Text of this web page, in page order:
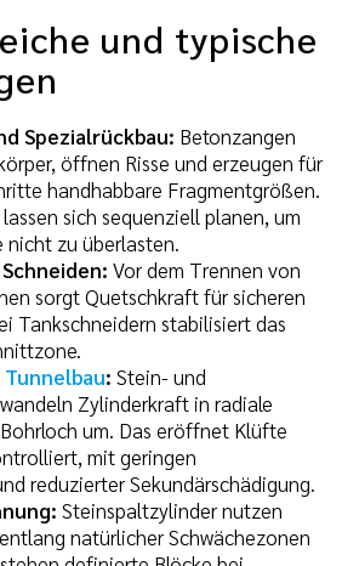
und typische
Spezialrückbau: Betonzangen
öffnen Risse und erzeugen für
handhabbare Fragmentgrößen.
sich sequenziell planen, um
nicht zu überlasten.
Vor dem Trennen von
sorgt Quetschkraft für sicheren
Tankschneidern stabilisiert das
: Stein- und
Zylinderkraft in radiale
um. Das eröffnet Klüfte
mit geringen
reduzierter Sekundärschädigung.
Steinspaltzylinder nutzen
natürlicher Schwächezonen